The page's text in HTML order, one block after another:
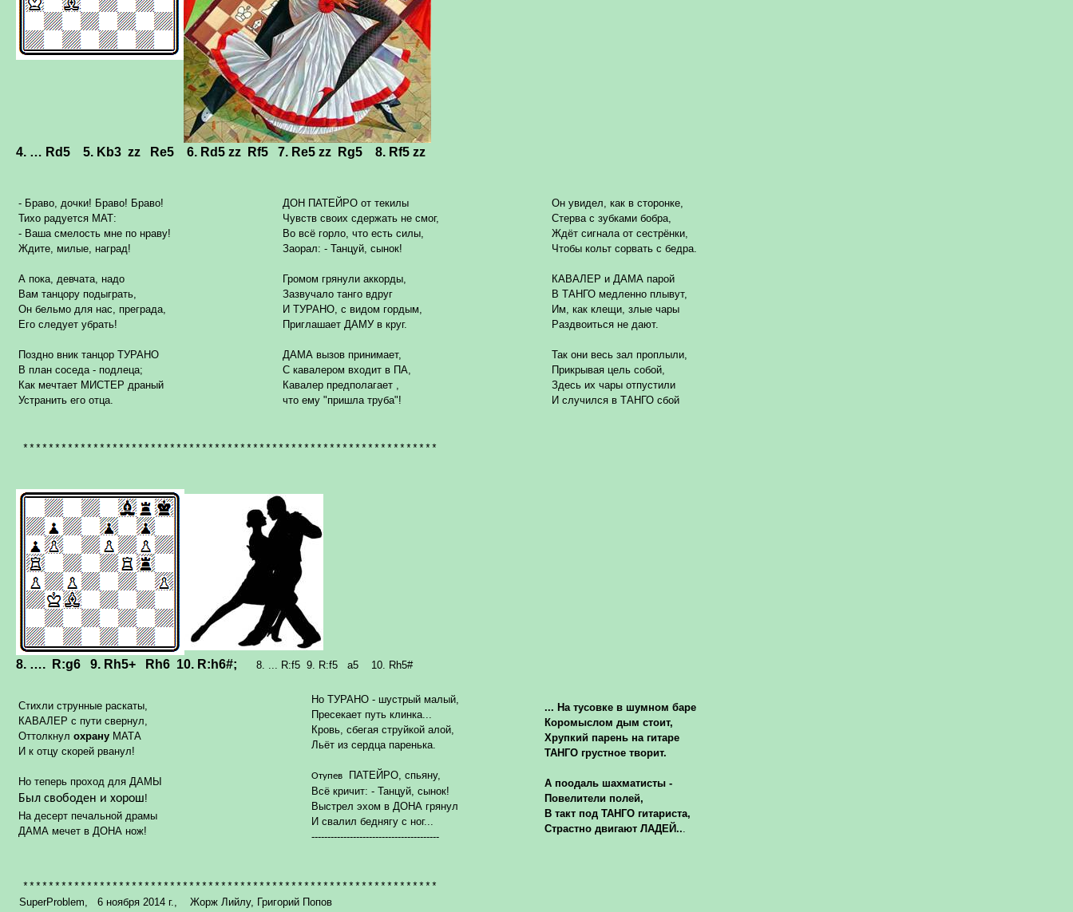
4. … Rd5 5. Kb3 zz Re5 6. Rd5 zz Rf5 7. Re5 zz Rg5 8. Rf5 zz
- Браво, дочки! Браво! Браво!
Тихо радуется МАТ:
- Ваша смелость мне по нраву!
Ждите, милые, наград!
А пока, девчата, надо
Вам танцору подыграть,
Он бельмо для нас, преграда,
Его следует убрать!
Поздно вник танцор ТУРАНО
В план соседа - подлеца;
Как мечтает МИСТЕР драный
Устранить его отца.
ДОН ПАТЕЙРО от текилы
Чувств своих сдержать не смог,
Во всё горло, что есть силы,
Заорал: - Танцуй, сынок!
Громом грянули аккорды,
Зазвучало танго вдруг
И ТУРАНО, с видом гордым,
Приглашает ДАМУ в круг.
ДАМА вызов принимает,
С кавалером входит в ПА,
Кавалер предполагает ,
что ему "пришла труба"!
Он увидел, как в сторонке,
Стерва с зубками бобра,
Ждёт сигнала от сестрёнки,
Чтобы кольт сорвать с бедра.
КАВАЛЕР и ДАМА парой
В ТАНГО медленно плывут,
Им, как клещи, злые чары
Раздвоиться не дают.
Так они весь зал проплыли,
Прикрывая цель собой,
Здесь их чары отпустили
И случился в ТАНГО сбой
*****************************************************************
8. …. R:g6 9. Rh5+ Rh6 10. R:h6#; 8. ... R:f5 9. R:f5 a5 10. Rh5#
Стихли струнные раскаты,
КАВАЛЕР с пути свернул,
Оттолкнул охрану МАТА
И к отцу скорей рванул!
Но теперь проход для ДАМЫ
Был свободен и хорош!
На десерт печальной драмы
ДАМА мечет в ДОНА нож!
Но ТУРАНО - шустрый малый,
Пресекает путь клинка...
Кровь, сбегая струйкой алой,
Льёт из сердца паренька.
Отупев ПАТЕЙРО, спьяну,
Всё кричит: - Танцуй, сынок!
Выстрел эхом в ДОНА грянул
И свалил беднягу с ног...
----------------------------------------
... На тусовке в шумном баре
Коромыслом дым стоит,
Хрупкий парень на гитаре
ТАНГО грустное творит.
А поодаль шахматисты -
Повелители полей,
В такт под ТАНГО гитариста,
Страстно двигают ЛАДЕЙ...
*****************************************************************
SuperProblem, 6 ноября 2014 г., Жорж Лийлу, Григорий Попов